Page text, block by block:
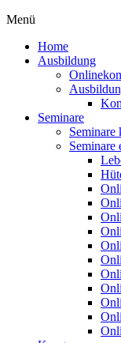
Menü
Home
Ausbildung
Seminare
Seminare
Seminare